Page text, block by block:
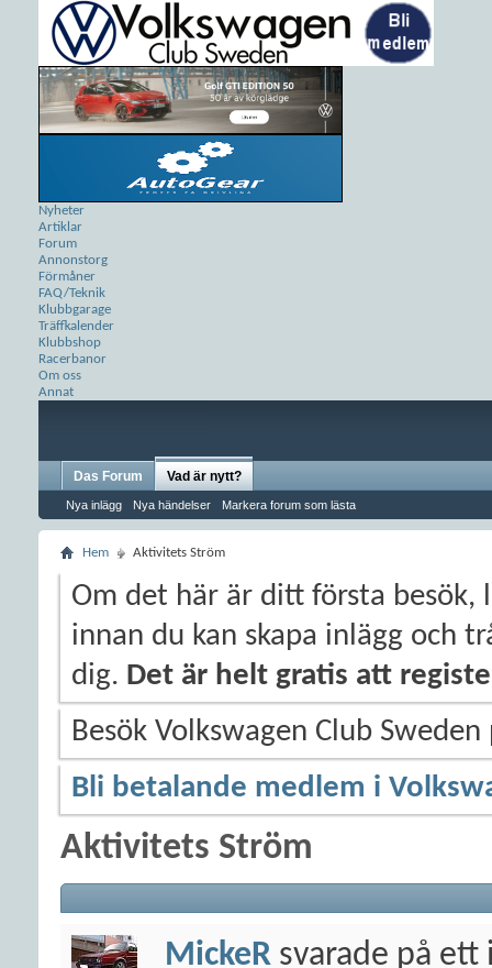
Nyheter
Artiklar
Forum
Annonstorg
Förmåner
FAQ/Teknik
Klubbgarage
Träffkalender
Klubbshop
Racerbanor
Om oss
Annat
Das Forum Vad är nytt?
Nya inlägg Nya händelser Markera forum som lästa
Hem Aktivitets Ström
Om det här är ditt första besök,
innan du kan skapa inlägg och
dig. Det är helt gratis att
Besök Volkswagen Club
Bli betalande medlem i
Aktivitets Ström
MickeR svarade på ett